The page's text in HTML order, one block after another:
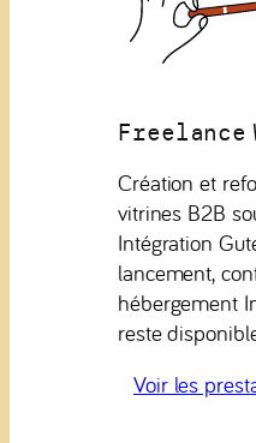
Freelance
Création et
vitrines B2B
Intégration
lancement,
hébergement
reste
Voir les